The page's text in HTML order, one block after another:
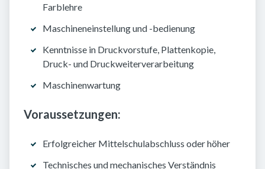
Farblehre
Maschineneinstellung und -bedienung
Kenntnisse in Druckvorstufe, Plattenkopie,
Druck- und Druckweiterverarbeitung
Maschinenwartung
Voraussetzungen:
Erfolgreicher Mittelschulabschluss oder höher
Technisches und mechanisches Verständnis